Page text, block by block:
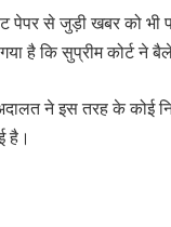
पेपर से जुड़ी खबर को भी
है कि सुप्रीम कोर्ट ने
ने इस तरह के कोई
है।